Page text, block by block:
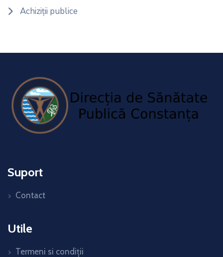
Achiziții publice
Suport
Contact
Utile
Termeni si condiții